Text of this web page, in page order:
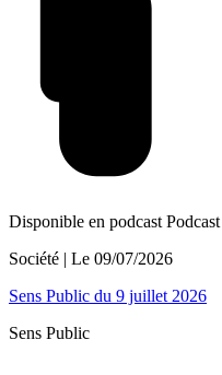
Disponible en podcast Podcast
Société | Le 09/07/2026
Sens Public du 9 juillet 2026
Sens Public